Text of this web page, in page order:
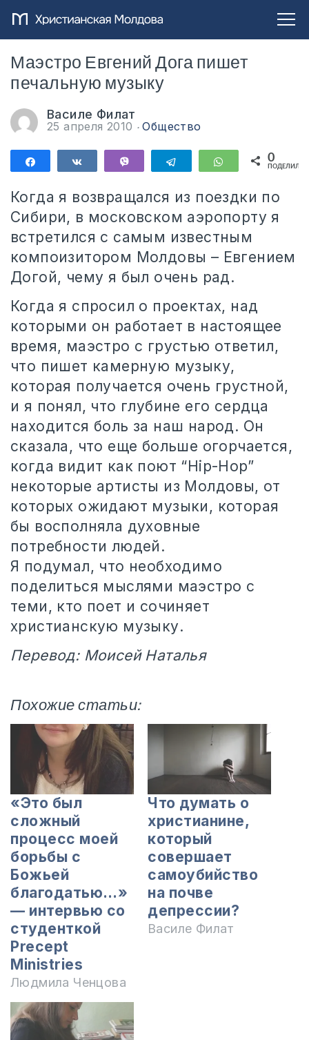
Маэстро Евгений Дога пишет
печальную музыку
Василе Филат
25 апреля 2010 Общество
ПоделитьсяПоделиться Telegram WhatsApp
0
Когда я возвращался из поездки по
Сибири, в московском аэропорту я
встретился с самым известным
компоизитором Молдовы – Евгением
Догой, чему я был очень рад.
Когда я спросил о проектах, над
которыми он работает в настоящее
время, маэстро с грустью ответил,
что пишет камерную музыку,
которая получается очень грустной,
и я понял, что глубине его сердца
находится боль за наш народ. Он
сказала, что еще больше огорчается,
когда видит как поют “Hip-Hop”
некоторые артисты из Молдовы, от
которых ожидают музыки, которая
бы восполняла духовные
потребности людей.
Я подумал, что необходимо
поделиться мыслями маэстро с
теми, кто поет и сочиняет
христианскую музыку.
Перевод: Моисей Наталья
Похожие статьи:
«Это был
сложный
процесс моей
борьбы с
Божьей
благодатью…»
— интервью со
студенткой
Precept
Ministries
Людмила Ченцова
Что думать о
христианине,
который
совершает
самоубийство
на почве
депрессии?
Василе Филат